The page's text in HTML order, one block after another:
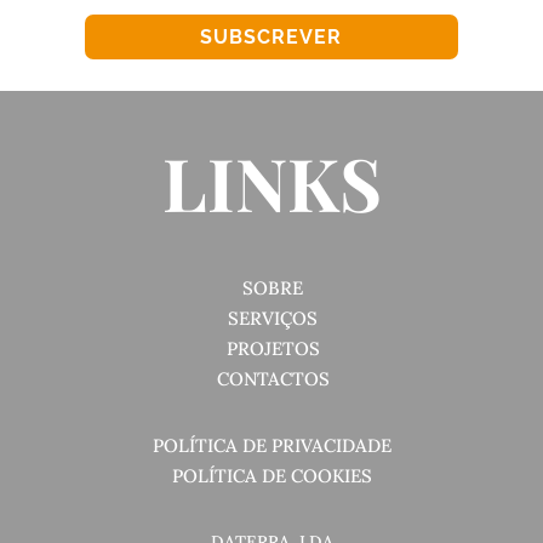
SUBSCREVER
LINKS
SOBRE
SERVIÇOS
PROJETOS
CONTACTOS
POLÍTICA DE PRIVACIDADE
POLÍTICA DE COOKIES